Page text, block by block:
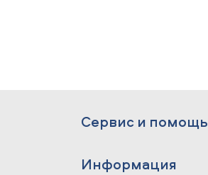
Сервис и помощь
Информация